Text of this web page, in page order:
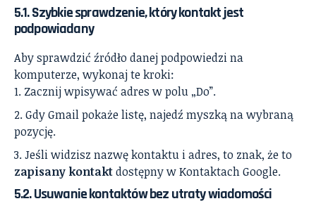
5.1. Szybkie sprawdzenie, który kontakt jest
podpowiadany
Aby sprawdzić źródło danej podpowiedzi na
komputerze, wykonaj te kroki:
Zacznij wpisywać adres w polu „Do”.
Gdy Gmail pokaże listę, najedź myszką na wybraną
pozycję.
Jeśli widzisz nazwę kontaktu i adres, to znak, że to
zapisany kontaktdostępny w Kontaktach Google.
5.2. Usuwanie kontaktów bez utraty wiadomości